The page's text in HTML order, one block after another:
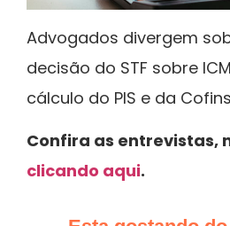
Advogados divergem
decisão do STF sobre
cálculo do PIS e da
Confira as entrevistas,
clicando aqui.